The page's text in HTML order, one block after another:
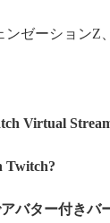
ンゼーションZ
Virtual
Twitch?
バター付きバ